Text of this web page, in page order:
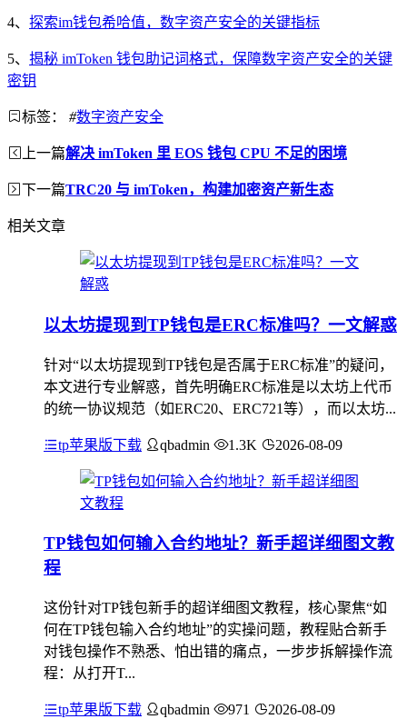
4、 探索im钱包希哈值，数字资产安全的关键指标
5、 揭秘 imToken 钱包助记词格式，保障数字资产安全的关键
密钥
标签： #数字资产安全
上一篇解决 imToken 里 EOS 钱包 CPU 不足的困境
下一篇TRC20 与 imToken，构建加密资产新生态
相关文章
以太坊提现到TP钱包是ERC标准吗？一文解惑
针对“以太坊提现到TP钱包是否属于ERC标准”的疑问，
本文进行专业解惑，首先明确ERC标准是以太坊上代币
的统一协议规范（如ERC20、ERC721等），而以太坊...
tp苹果版下载 qbadmin 1.3K 2026-08-09
TP钱包如何输入合约地址？新手超详细图文教
程
这份针对TP钱包新手的超详细图文教程，核心聚焦“如
何在TP钱包输入合约地址”的实操问题，教程贴合新手
对钱包操作不熟悉、怕出错的痛点，一步步拆解操作流
程：从打开T...
tp苹果版下载 qbadmin 971 2026-08-09